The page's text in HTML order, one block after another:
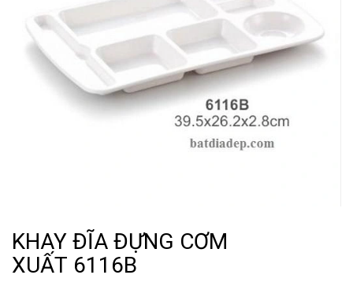
KHAY ĐĨA ĐỰNG CƠM
XUẤT 6116B